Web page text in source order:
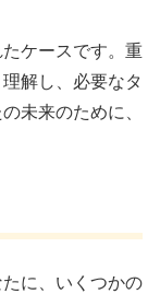
ケースです。重
解し、必要なタ
未来のために、
に、いくつかの